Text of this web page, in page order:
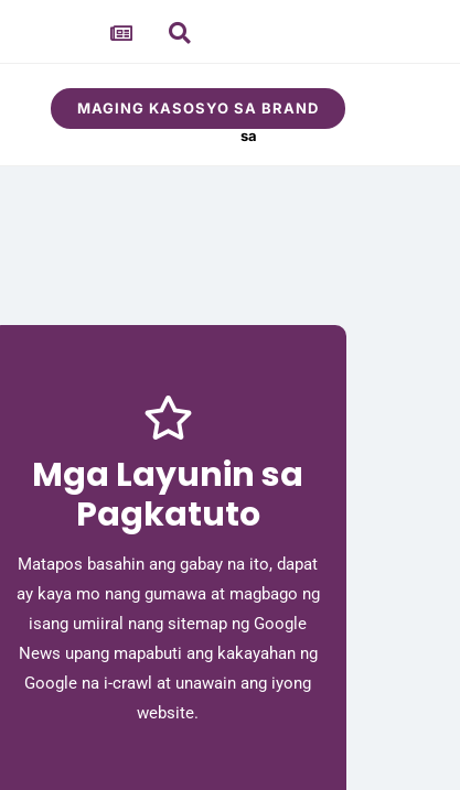
Tungkol
sa
MAGING KASOSYO SA BRAND
Mga Layunin sa
Pagkatuto
Matapos basahin ang gabay na ito, dapat
ay kaya mo nang gumawa at magbago ng
isang umiiral nang sitemap ng Google
News upang mapabuti ang kakayahan ng
Google na i-crawl at unawain ang iyong
website.